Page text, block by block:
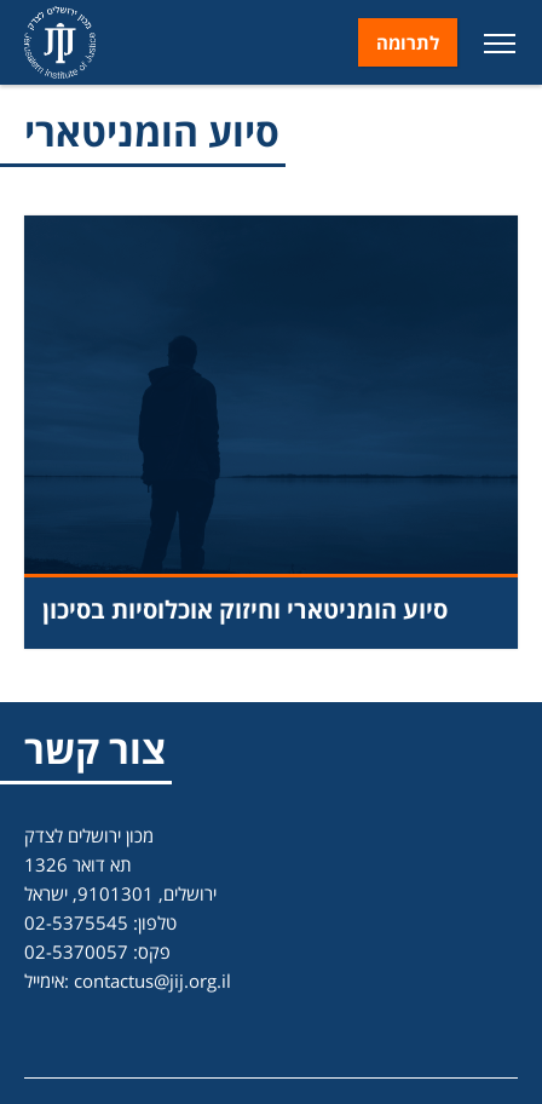
לתרומה
סיוע הומניטארי
סיוע הומניטארי וחיזוק אוכלוסיות בסיכון
צור קשר
מכון ירושלים לצדק
תא דואר 1326
ירושלים, 9101301, ישראל
טלפון: 02-5375545
פקס: 02-5370057
אימייל: contactus@jij.org.il